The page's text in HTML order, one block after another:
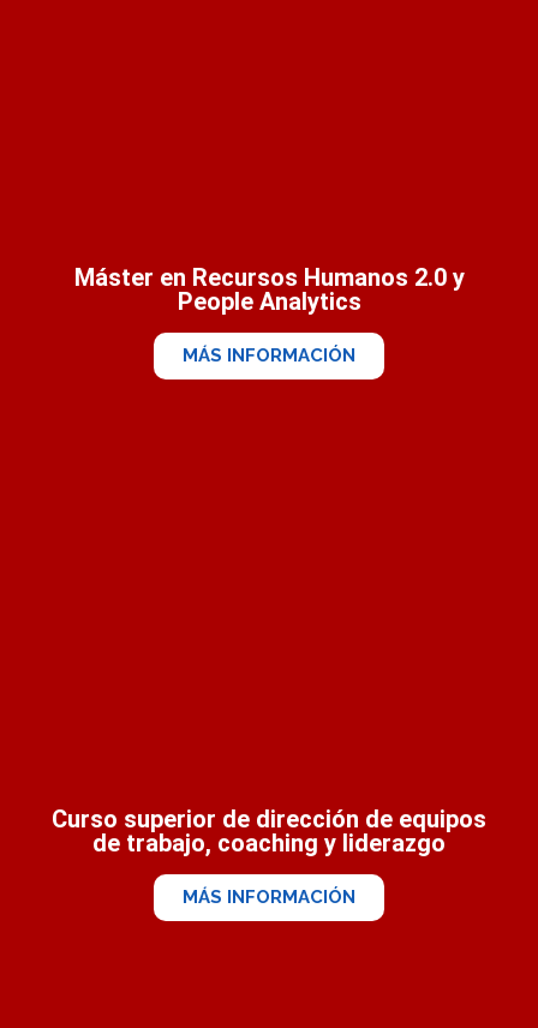
Máster en Recursos Humanos 2.0 y
People Analytics
MÁS INFORMACIÓN
Curso superior de dirección de equipos
de trabajo, coaching y liderazgo
MÁS INFORMACIÓN